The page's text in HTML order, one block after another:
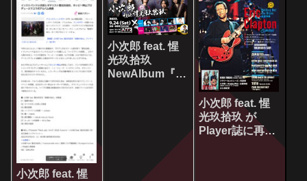
小次郎 feat. 惺
小次郎 feat. 惺
光玖拾玖
NewAlbum『破
小次郎 feat. 惺
光玖拾玖 が
Player誌に再び
掲載！〜2022年